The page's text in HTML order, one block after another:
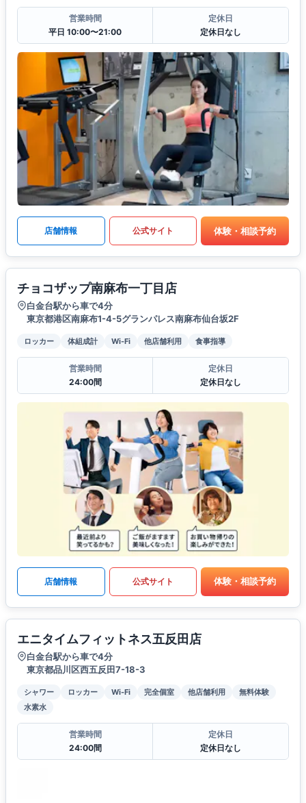
営業時間
平日 10:00〜21:00
定休日
定休日なし
店舗情報 公式サイト 体験・相談予約
チョコザップ南麻布一丁目店
白金台駅から車で4分
東京都港区南麻布1-4-5グランパレス南麻布仙台坂2F
ロッカー 体組成計 Wi-Fi 他店舗利用 食事指導
営業時間
24:00間
定休日
定休日なし
店舗情報 公式サイト 体験・相談予約
エニタイムフィットネス五反田店
白金台駅から車で4分
東京都品川区西五反田7-18-3
シャワー ロッカー Wi-Fi 完全個室 他店舗利用
無料体験
水素水
営業時間
24:00間
定休日
定休日なし